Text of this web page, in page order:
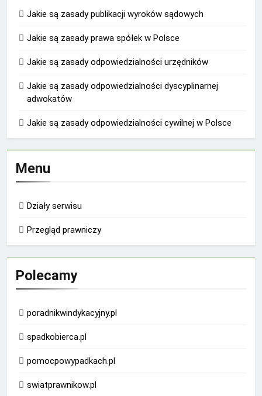
Jakie są zasady publikacji wyroków sądowych
Jakie są zasady prawa spółek w Polsce
Jakie są zasady odpowiedzialności urzędników
Jakie są zasady odpowiedzialności dyscyplinarnej
adwokatów
Jakie są zasady odpowiedzialności cywilnej w Polsce
Menu
Działy serwisu
Przegląd prawniczy
Polecamy
poradnikwindykacyjny.pl
spadkobierca.pl
pomocpowypadkach.pl
swiatprawnikow.pl